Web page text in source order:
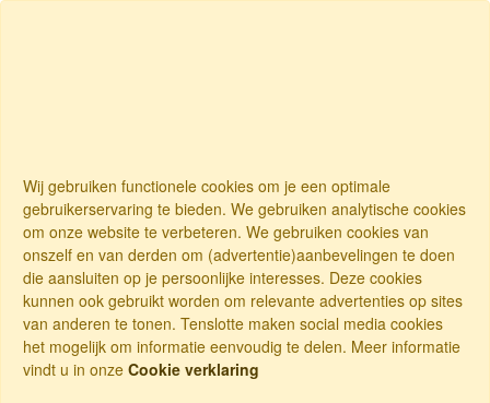
Wij gebruiken functionele cookies om je een optimale
gebruikerservaring te bieden. We gebruiken analytische cookies
om onze website te verbeteren. We gebruiken cookies van
onszelf en van derden om (advertentie)aanbevelingen te doen
die aansluiten op je persoonlijke interesses. Deze cookies
kunnen ook gebruikt worden om relevante advertenties op sites
van anderen te tonen. Tenslotte maken social media cookies
het mogelijk om informatie eenvoudig te delen. Meer informatie
vindt u in onze Cookie verklaring